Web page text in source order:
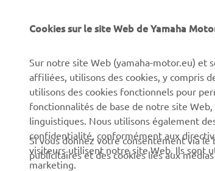
CORPORATE
À propos de Yamaha
News
Événements
Presse
Brochures
PROS &
Forces de
secours
Professionnels
Robotique
Systèmes pour
Cookies sur le site Web de Yamaha
Sur notre site Web (yamaha-motor.eu) et
affiliées, utilisons des cookies, y compris
utilisons des cookies fonctionnels pour
fonctionnalités de base de notre site
linguistiques. Nous utilisons également
confidentialité, conformément aux
visiteurs utilisent notre site Web. Ils sont
marketing.
Si vous donnez votre consentement via le
publicitaires et des cookies liés aux médias